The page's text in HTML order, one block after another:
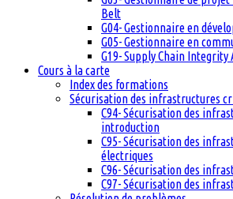
Belt
G04- Gestionnaire en
G05- Gestionnaire en
G19- Supply Chain Integrity
Cours à la carte
Index des formations
Sécurisation des infrastructures
C94- Sécurisation des
introduction
C95- Sécurisation des
électriques
C96- Sécurisation des
C97- Sécurisation des